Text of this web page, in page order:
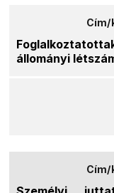
állományi